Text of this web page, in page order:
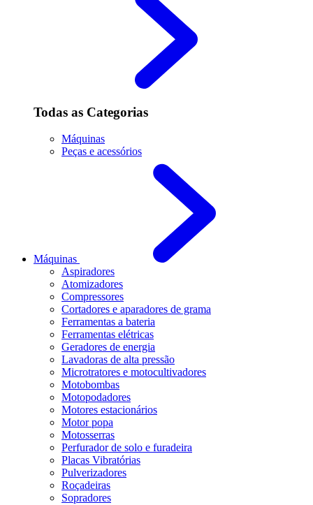
Todas as Categorias
Máquinas
Peças e acessórios
Máquinas
Aspiradores
Atomizadores
Compressores
Cortadores e aparadores de grama
Ferramentas a bateria
Ferramentas elétricas
Geradores de energia
Lavadoras de alta pressão
Microtratores e motocultivadores
Motobombas
Motopodadores
Motores estacionários
Motor popa
Motosserras
Perfurador de solo e furadeira
Placas Vibratórias
Pulverizadores
Roçadeiras
Sopradores